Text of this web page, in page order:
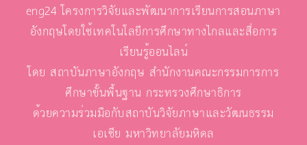
eng24 โครงการวิจัยและพัฒนาการเรียนการสอนภาษา
อังกฤษโดยใช้เทคโนโลยีการศึกษาทางไกลและสื่อการ
เรียนรู้ออนไลน์
โดย สถาบันภาษาอังกฤษ สำนักงานคณะกรรมการการ
ศึกษาขั้นพื้นฐาน กระทรวงศึกษาธิการ
ด้วยความร่วมมือกับสถาบันวิจัยภาษาและวัฒนธรรม
เอเชีย มหาวิทยาลัยมหิดล